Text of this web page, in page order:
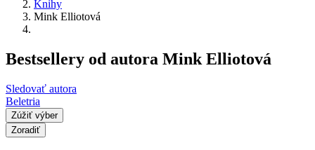
Knihy
Mink Elliotová
Bestsellery od autora Mink Elliotová
Sledovať autora
Beletria
Zúžiť výber
Zoradiť